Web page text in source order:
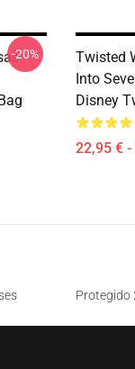
-
-20%
Twisted
Into
Disney
22,95 €
Protegido